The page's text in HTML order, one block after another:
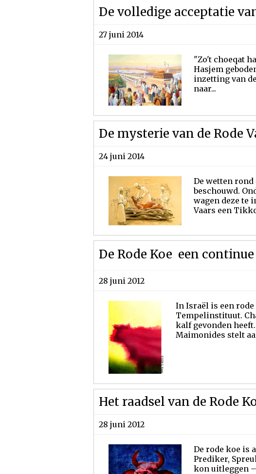
De volledige acceptatie
27 juni 2014
"Zo't choeqat
Hasjem
inzetting van
naar...
De mysterie van de Rode
24 juni 2014
De wetten rond
beschouwd.
wagen deze te
Vaars een
De Rode Koe  een
28 juni 2012
In Israël is een rode
Tempelinstituut.
kalf gevonden
Maimonides stelt
Het raadsel van de Rode
28 juni 2012
De rode koe is
Prediker,
kon uitleggen –